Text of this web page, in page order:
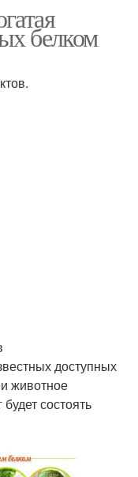
белком
доступных
животное
состоять